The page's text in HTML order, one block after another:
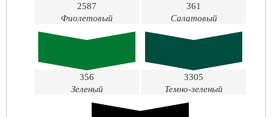
2587
Фиолетовый
361
Салатовый
356
Зеленый
3305
Темно-зеленый